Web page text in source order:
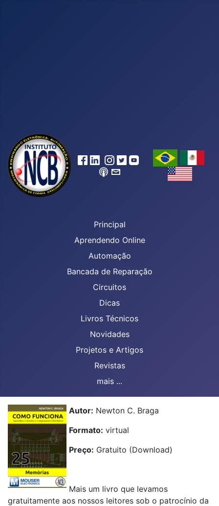
Principal
Aprendendo Online
Automação
Bancada de Reparação
Circuitos
Dicas
Livros Técnicos
Novidades
Projetos e Artigos
Revistas
mais ...
Autor: Newton C. Braga
Formato: virtual
Preço: Gratuito (Download)
Mais um livro que levamos
gratuitamente aos nossos leitores sob o patrocínio da